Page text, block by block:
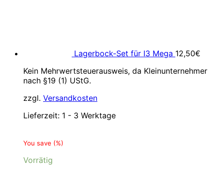
Lagerbock-Set für I3 Mega 12,50€
Kein Mehrwertsteuerausweis, da Kleinunternehmer
nach §19 (1) UStG.
zzgl. Versandkosten
Lieferzeit: 1 - 3 Werktage
You save (%)
Vorrätig